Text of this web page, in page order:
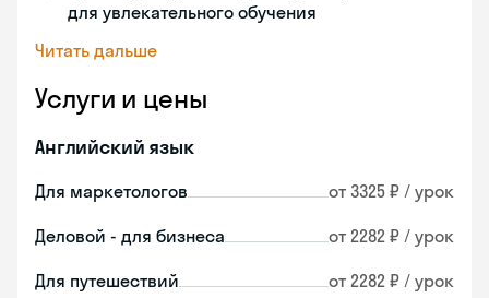
для увлекательного обучения
Читать дальше
Услуги и цены
Английский язык
Для маркетологов от 3325 ₽ / урок
Деловой - для бизнеса от 2282 ₽ / урок
Для путешествий от 2282 ₽ / урок